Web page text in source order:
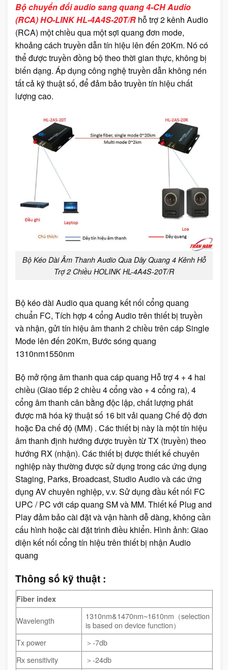
Bộ chuyển đổi audio sang quang 4-CH Audio
(RCA) HO-LINK HL-4A4S-20T/R hỗ trợ 2 kênh Audio
(RCA) một chiều qua một sợi quang đơn mode,
khoảng cách truyền dẫn tín hiệu lên đến 20Km. Nó có
thể được truyền đồng bộ theo thời gian thực, không bị
biến dạng. Áp dụng công nghệ truyền dẫn không nén
tất cả kỹ thuật số, để đảm bảo truyền tín hiệu chất
lượng cao.
Bộ Kéo Dài Âm Thanh Audio Qua Dây Quang 4 Kênh Hỗ
Trợ 2 Chiều HOLINK HL-4A4S-20T/R
Bộ kéo dài Audio qua quang kết nối cổng quang
chuẩn FC, Tích hợp 4 cổng Audio trên thiết bị truyền
và nhận, gửi tín hiệu âm thanh 2 chiều trên cáp Single
Mode lên đến 20Km, Bước sóng quang
1310nm1550nm
Bộ mở rộng âm thanh qua cáp quang Hỗ trợ 4 + 4 hai
chiều (Giao tiếp 2 chiều 4 cổng vào + 4 cổng ra), 4
cổng âm thanh cân bằng độc lập, chất lượng phát
được mã hóa kỹ thuật số 16 bit vải quang Chế độ đơn
hoặc Đa chế độ (MM) . Các thiết bị này là một tín hiệu
âm thanh định hướng được truyền từ TX (truyền) theo
hướng RX (nhận). Các thiết bị được thiết kế chuyên
nghiệp này thường được sử dụng trong các ứng dụng
Staging, Parks, Broadcast, Studio Audio và các ứng
dụng AV chuyên nghiệp, v.v. Sử dụng đầu kết nối FC
UPC / PC với cáp quang SM và MM. Thiết kế Plug and
Play đảm bảo cài đặt và vận hành dễ dàng, không cần
cấu hình hoặc cài đặt trình điều khiển. Hình ảnh: Giao
diện kết nối cổng tín hiệu trên thiết bị nhận Audio
quang
Thông số kỹ thuật :
Fiber index
Wavelength
1310nm&1470nm~1610nm（selection
is based on device function）
Tx power
＞-7db
Rx sensitivity
＞-24db